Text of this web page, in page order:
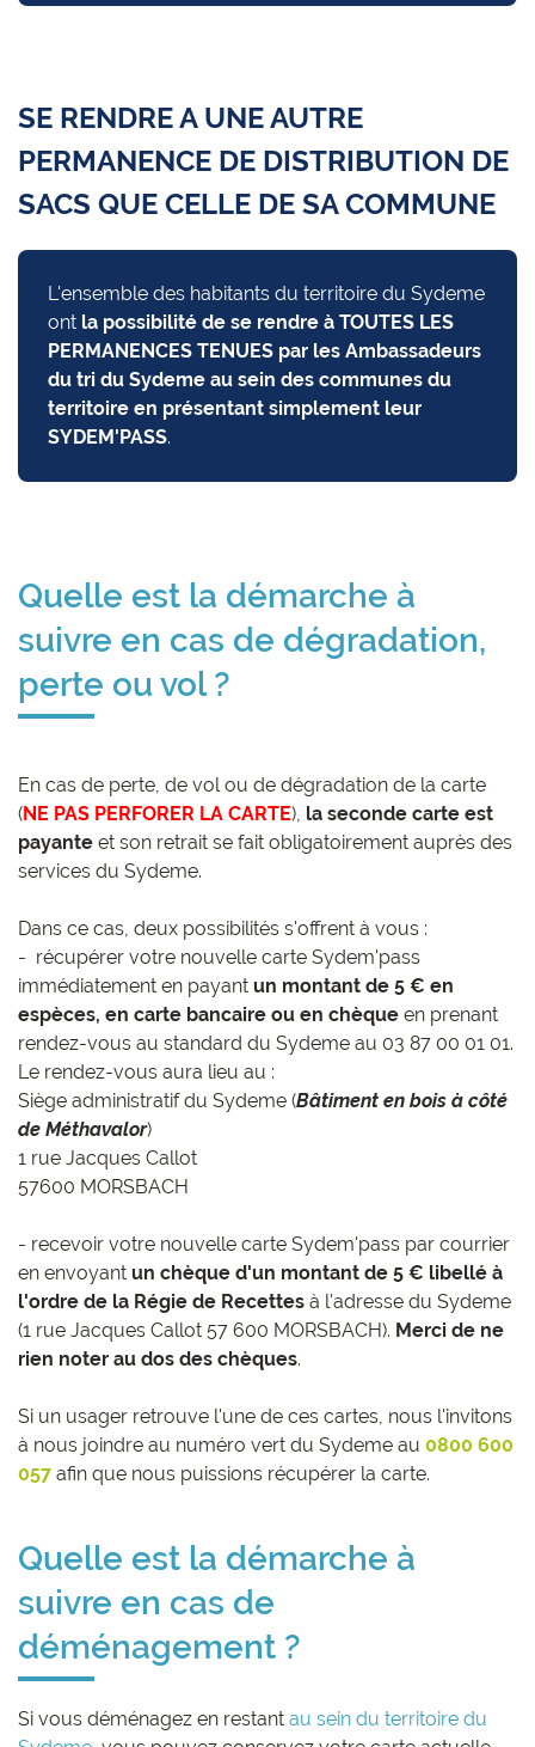
SE RENDRE A UNE AUTRE
PERMANENCE DE DISTRIBUTION DE
SACS QUE CELLE DE SA COMMUNE
L'ensemble des habitants du territoire du Sydeme
ont la possibilité de se rendre à TOUTES LES
PERMANENCES TENUES par les Ambassadeurs
du tri du Sydeme au sein des communes du
territoire en présentant simplement leur
SYDEM'PASS.
Quelle est la démarche à
suivre en cas de dégradation,
perte ou vol ?
En cas de perte, de vol ou de dégradation de la carte
(NE PAS PERFORER LA CARTE), la seconde carte est
payante et son retrait se fait obligatoirement auprès des
services du Sydeme.
Dans ce cas, deux possibilités s'offrent à vous :
- récupérer votre nouvelle carte Sydem'pass
immédiatement en payant un montant de 5 € en
espèces, en carte bancaire ou en chèque en prenant
rendez-vous au standard du Sydeme au 03 87 00 01 01.
Le rendez-vous aura lieu au :
Siège administratif du Sydeme (Bâtiment en bois à côté
de Méthavalor)
1 rue Jacques Callot
57600 MORSBACH
- recevoir votre nouvelle carte Sydem'pass par courrier
en envoyant un chèque d'un montant de 5 € libellé à
l'ordre de la Régie de Recettes à l'adresse du Sydeme
(1 rue Jacques Callot 57 600 MORSBACH). Merci de ne
rien noter au dos des chèques.
Si un usager retrouve l'une de ces cartes, nous l'invitons
à nous joindre au numéro vert du Sydeme au 0800 600
057 afin que nous puissions récupérer la carte.
Quelle est la démarche à
suivre en cas de
déménagement ?
Si vous déménagez en restant au sein du territoire du